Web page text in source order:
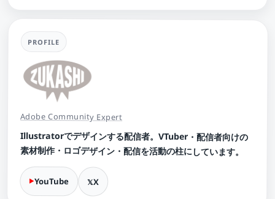
PROFILE
Adobe Community Expert
Illustratorでデザインする配信者。VTuber・配信者向けの
素材制作・ロゴデザイン・配信を活動の柱にしています。
YouTube X